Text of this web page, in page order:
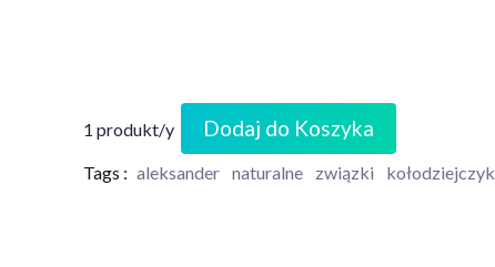
1 produkt/y Dodaj do Koszyka
Tags : aleksander naturalne związki kołodziejczyk